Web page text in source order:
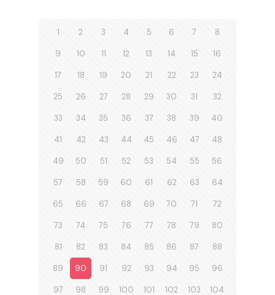
1 2 3 4 5 6 7 8
9 10 11 12 13 14 15 16
17 18 19 20 21 22 23 24
25 26 27 28 29 30 31 32
33 34 35 36 37 38 39 40
41 42 43 44 45 46 47 48
49 50 51 52 53 54 55 56
57 58 59 60 61 62 63 64
65 66 67 68 69 70 71 72
73 74 75 76 77 78 79 80
81 82 83 84 85 86 87 88
89 90 91 92 93 94 95 96
97 98 99 100 101 102 103 104